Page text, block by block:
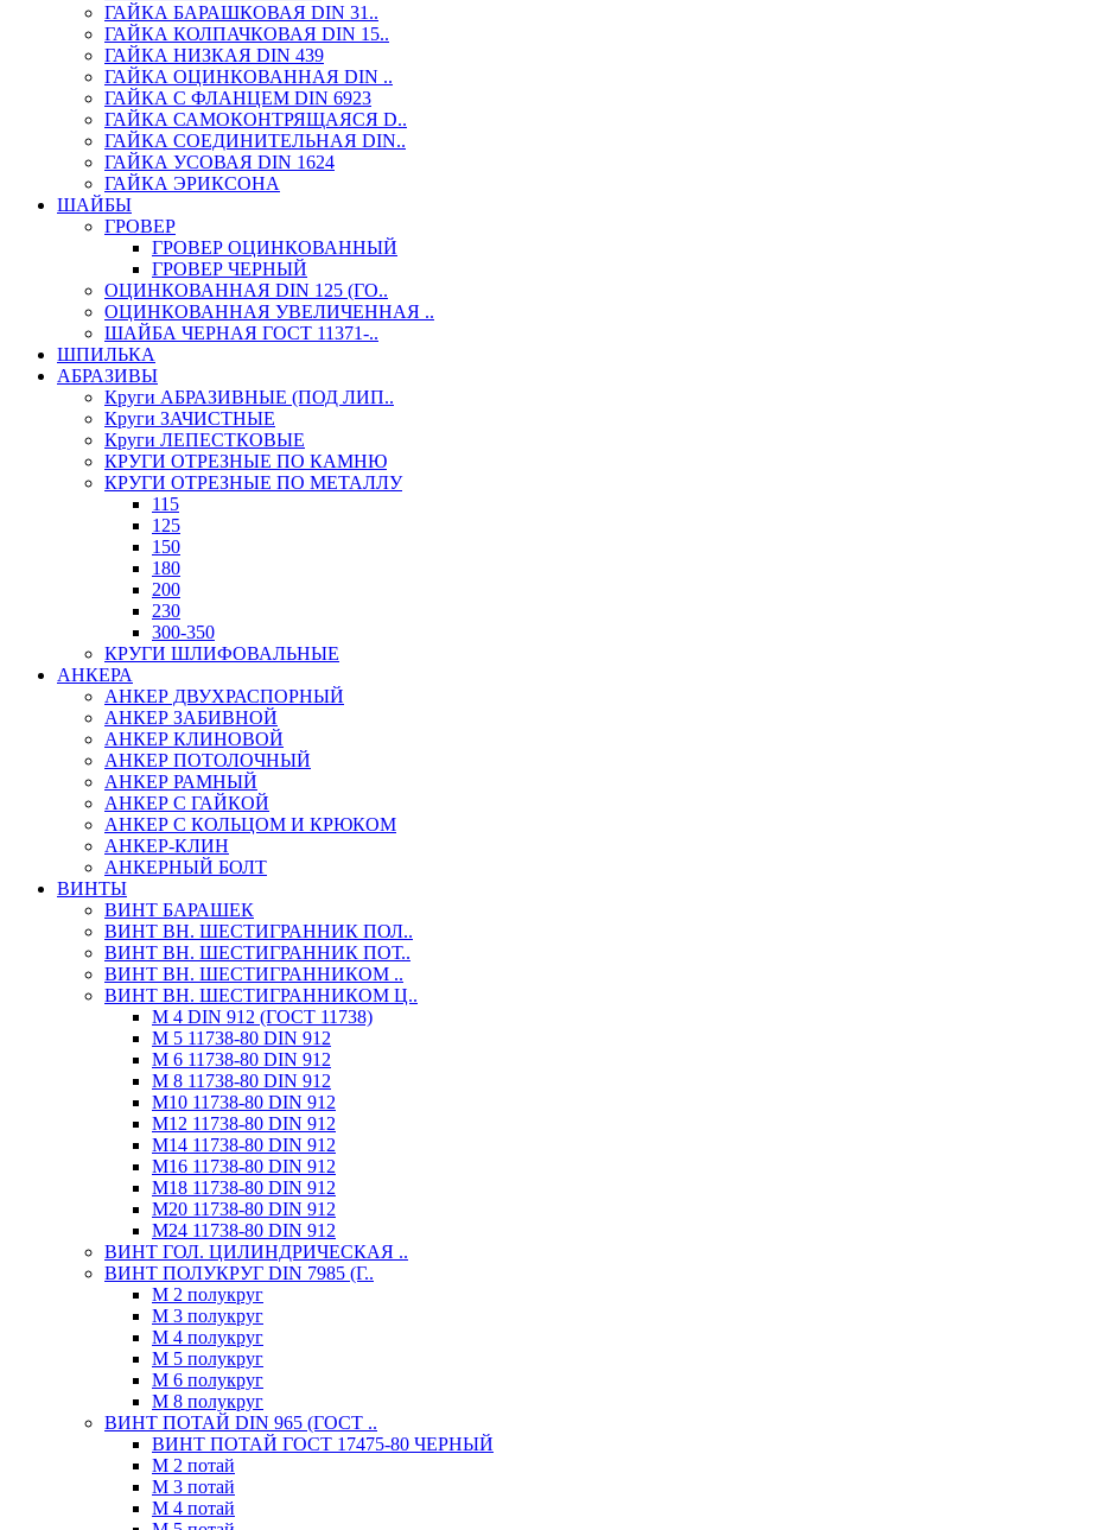
ГАЙКА БАРАШКОВАЯ DIN 31..
ГАЙКА КОЛПАЧКОВАЯ DIN 15..
ГАЙКА НИЗКАЯ DIN 439
ГАЙКА ОЦИНКОВАННАЯ DIN ..
ГАЙКА С ФЛАНЦЕМ DIN 6923
ГАЙКА САМОКОНТРЯЩАЯСЯ D..
ГАЙКА СОЕДИНИТЕЛЬНАЯ DIN..
ГАЙКА УСОВАЯ DIN 1624
ГАЙКА ЭРИКСОНА
ШАЙБЫ
ГРОВЕР
ГРОВЕР ОЦИНКОВАННЫЙ
ГРОВЕР ЧЕРНЫЙ
ОЦИНКОВАННАЯ DIN 125 (ГО..
ОЦИНКОВАННАЯ УВЕЛИЧЕННАЯ ..
ШАЙБА ЧЕРНАЯ ГОСТ 11371-..
ШПИЛЬКА
АБРАЗИВЫ
Круги АБРАЗИВНЫЕ (ПОД ЛИП..
Круги ЗАЧИСТНЫЕ
Круги ЛЕПЕСТКОВЫЕ
КРУГИ ОТРЕЗНЫЕ ПО КАМНЮ
КРУГИ ОТРЕЗНЫЕ ПО МЕТАЛЛУ
115
125
150
180
200
230
300-350
КРУГИ ШЛИФОВАЛЬНЫЕ
АНКЕРА
АНКЕР ДВУХРАСПОРНЫЙ
АНКЕР ЗАБИВНОЙ
АНКЕР КЛИНОВОЙ
АНКЕР ПОТОЛОЧНЫЙ
АНКЕР РАМНЫЙ
АНКЕР С ГАЙКОЙ
АНКЕР С КОЛЬЦОМ И КРЮКОМ
АНКЕР-КЛИН
АНКЕРНЫЙ БОЛТ
ВИНТЫ
ВИНТ БАРАШЕК
ВИНТ ВН. ШЕСТИГРАННИК ПОЛ..
ВИНТ ВН. ШЕСТИГРАННИК ПОТ..
ВИНТ ВН. ШЕСТИГРАННИКОМ ..
ВИНТ ВН. ШЕСТИГРАННИКОМ Ц..
М 4 DIN 912 (ГОСТ 11738)
М 5 11738-80 DIN 912
М 6 11738-80 DIN 912
М 8 11738-80 DIN 912
М10 11738-80 DIN 912
М12 11738-80 DIN 912
М14 11738-80 DIN 912
М16 11738-80 DIN 912
М18 11738-80 DIN 912
М20 11738-80 DIN 912
М24 11738-80 DIN 912
ВИНТ ГОЛ. ЦИЛИНДРИЧЕСКАЯ ..
ВИНТ ПОЛУКРУГ DIN 7985 (Г..
М 2 полукруг
М 3 полукруг
М 4 полукруг
М 5 полукруг
М 6 полукруг
М 8 полукруг
ВИНТ ПОТАЙ DIN 965 (ГОСТ ..
ВИНТ ПОТАЙ ГОСТ 17475-80 ЧЕРНЫЙ
М 2 потай
М 3 потай
М 4 потай